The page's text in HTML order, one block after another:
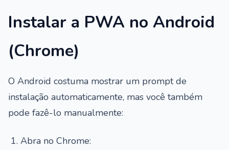
Instalar a PWA no Android
(Chrome)
O Android costuma mostrar um prompt de
instalação automaticamente, mas você também
pode fazê-lo manualmente:
Abra no Chrome: